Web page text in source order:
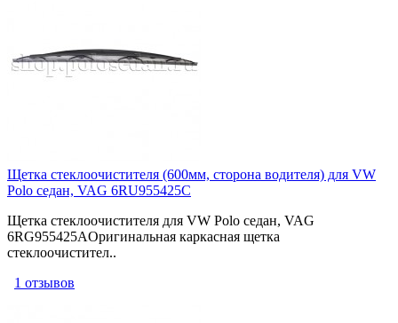
Щетка стеклоочистителя (600мм, сторона водителя) для VW
Polo седан, VAG 6RU955425C
Щетка стеклоочистителя для VW Polo седан, VAG
6RG955425AОригинальная каркасная щетка
стеклоочистител..
1 отзывов